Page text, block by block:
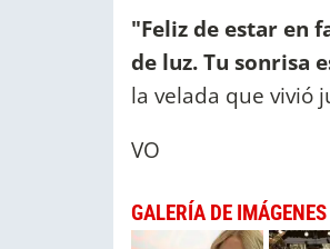
"Feliz de estar en
de luz. Tu sonrisa
la velada que vivió
VO
GALERÍA DE IMÁGENES